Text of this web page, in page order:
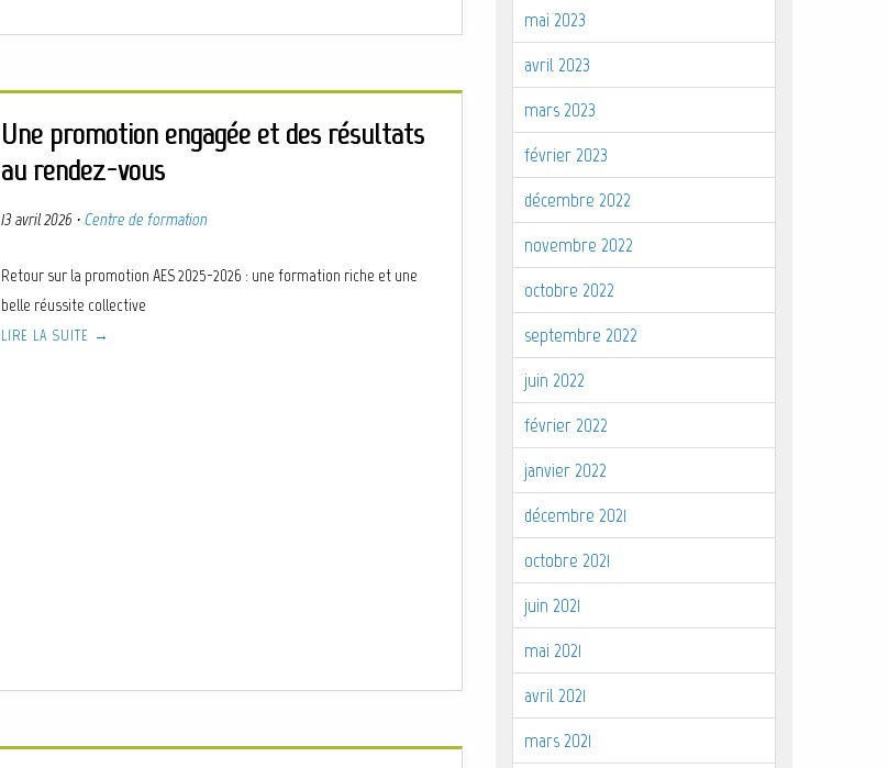
mai 2023
avril 2023
mars 2023
février 2023
décembre 2022
novembre 2022
octobre 2022
septembre 2022
juin 2022
février 2022
janvier 2022
décembre 2021
octobre 2021
juin 2021
mai 2021
avril 2021
mars 2021
Une promotion engagée et des résultats
au rendez-vous
13 avril 2026 · Centre de formation
Retour sur la promotion AES 2025-2026 : une formation riche et une
belle réussite collective
LIRE LA SUITE →